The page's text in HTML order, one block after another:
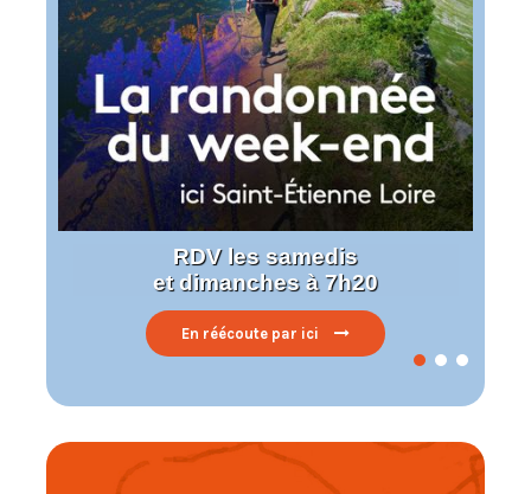
En réécoute par ici
RDV les samedis
et dimanches à 7h20